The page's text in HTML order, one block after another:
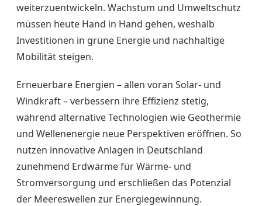
weiterzuentwickeln. Wachstum und Umweltschutz
müssen heute Hand in Hand gehen, weshalb
Investitionen in grüne Energie und nachhaltige
Mobilität steigen.
Erneuerbare Energien – allen voran Solar- und
Windkraft – verbessern ihre Effizienz stetig,
während alternative Technologien wie Geothermie
und Wellenenergie neue Perspektiven eröffnen. So
nutzen innovative Anlagen in Deutschland
zunehmend Erdwärme für Wärme- und
Stromversorgung und erschließen das Potenzial
der Meereswellen zur Energiegewinnung.